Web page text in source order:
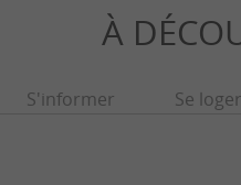
À
S'informer Se loger